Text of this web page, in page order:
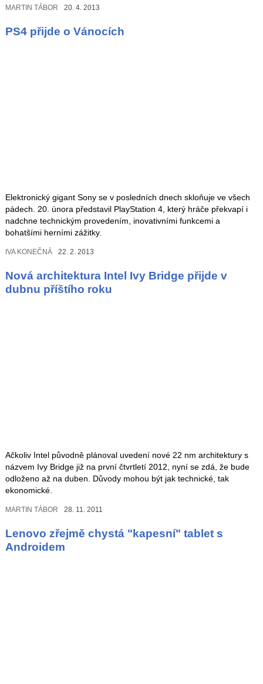
MARTIN TÁBOR 20. 4. 2013
PS4 přijde o Vánocích
Elektronický gigant Sony se v posledních dnech skloňuje ve všech
pádech. 20. února představil PlayStation 4, který hráče překvapí i
nadchne technickým provedením, inovativními funkcemi a
bohatšími herními zážitky.
IVA KONEČNÁ 22. 2. 2013
Nová architektura Intel Ivy Bridge přijde v
dubnu příštího roku
Ačkoliv Intel původně plánoval uvedení nové 22 nm architektury s
názvem Ivy Bridge již na první čtvrtletí 2012, nyní se zdá, že bude
odloženo až na duben. Důvody mohou být jak technické, tak
ekonomické.
MARTIN TÁBOR 28. 11. 2011
Lenovo zřejmě chystá "kapesní" tablet s
Androidem